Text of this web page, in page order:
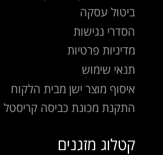
ביטול עסקה
הסדרי נגישות
מדיניות פרטיות
תנאי שימוש
איסוף מוצר ישן מבית הלקוח
התקנת מכונת כביסה קריסטל
קטלוג מזגנים